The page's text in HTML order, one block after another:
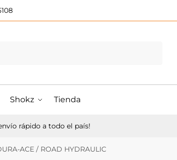
Shokz Tienda
rápido a todo el país!
ACE / ROAD HYDRAULIC